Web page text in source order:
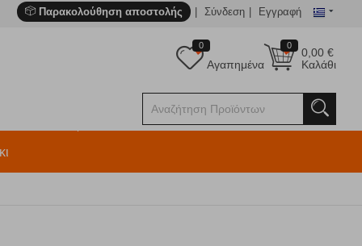
Παρακολούθηση αποστολής Σύνδεση Εγγραφή
0
0,00€
Καλάθι
0
Αγαπημένα